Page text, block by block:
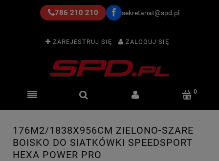
786 210 210 sekretariat@spd.pl
ZAREJESTRUJ SIĘ ZALOGUJ SIĘ
176M2/1838X956CM ZIELONO-SZARE
BOISKO DO SIATKÓWKI SPEEDSPORT
HEXA POWER PRO